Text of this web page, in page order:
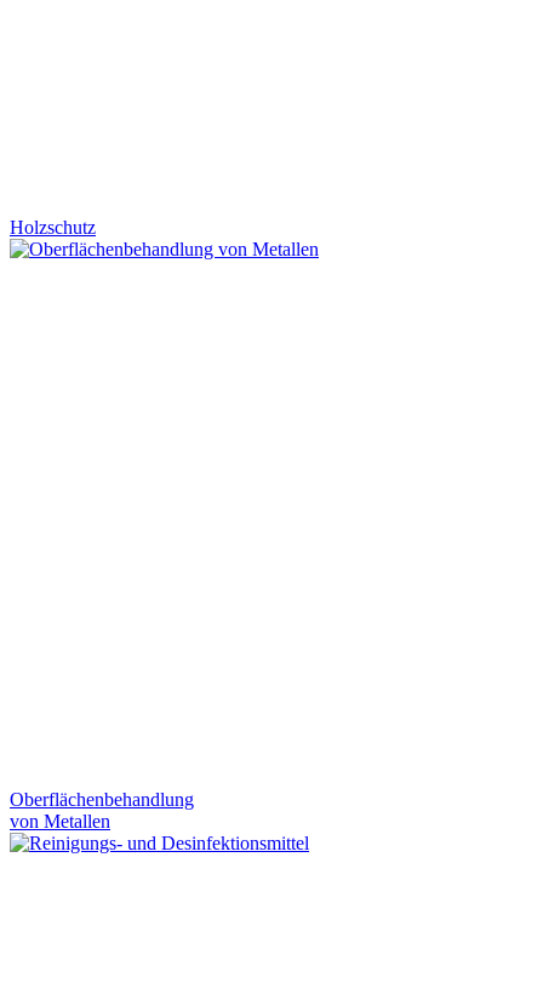
Holzschutz
Oberflächenbehandlung
von Metallen